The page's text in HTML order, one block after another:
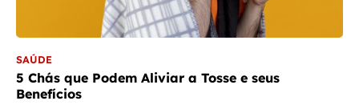
SAÚDE
5 Chás que Podem Aliviar a Tosse e seus
Benefícios